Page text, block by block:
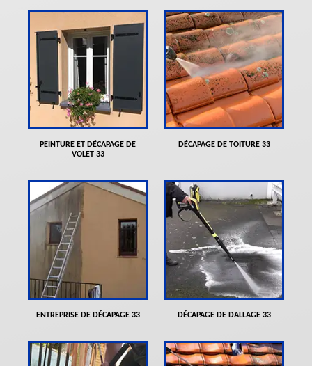
PEINTURE ET DÉCAPAGE DE
VOLET 33
DÉCAPAGE DE TOITURE 33
ENTREPRISE DE DÉCAPAGE 33 DÉCAPAGE DE DALLAGE 33